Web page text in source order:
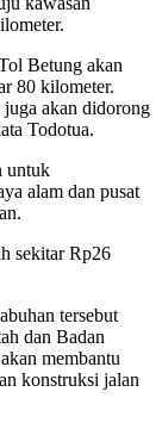
Betung akan
80 kilometer.
akan didorong
Todotua.
untuk
alam dan pusat
sekitar Rp26
tersebut
dan Badan
membantu
konstruksi jalan